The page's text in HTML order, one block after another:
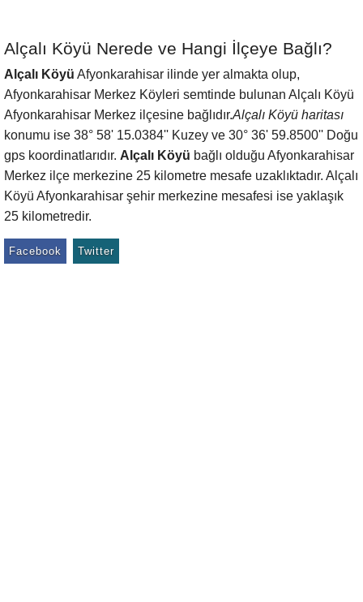
Alçalı Köyü Nerede ve Hangi İlçeye Bağlı?
Alçalı Köyü Afyonkarahisar ilinde yer almakta olup,
Afyonkarahisar Merkez Köyleri semtinde bulunan Alçalı Köyü
Afyonkarahisar Merkez ilçesine bağlıdır.Alçalı Köyü haritası
konumu ise 38° 58' 15.0384'' Kuzey ve 30° 36' 59.8500'' Doğu
gps koordinatlarıdır. Alçalı Köyü bağlı olduğu Afyonkarahisar
Merkez ilçe merkezine 25 kilometre mesafe uzaklıktadır. Alçalı
Köyü Afyonkarahisar şehir merkezine mesafesi ise yaklaşık
25 kilometredir.
Facebook Twitter